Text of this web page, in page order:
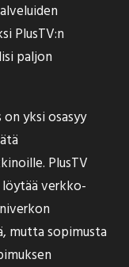
PlusTV:n
paljon
yksi osasyy
PlusTV
verkko-
mutta sopimusta